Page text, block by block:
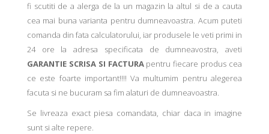
fi scutiti de a alerga de la un magazin la altul si de a cauta
cea mai buna varianta pentru dumneavoastra. Acum puteti
comanda din fata calculatorului, iar produsele le veti primi in
24 ore la adresa specificata de dumneavostra, aveti
GARANTIE SCRISA SI FACTURApentru fiecare produs cea
ce este foarte important!!!! Va multumim pentru alegerea
facuta si ne bucuram sa fim alaturi de dumneavoastra.
Se livreaza exact piesa comandata, chiar daca in imagine
sunt si alte repere.